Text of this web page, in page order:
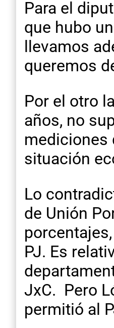
Para el
que hubo
llevamos
queremos
Por el otro
años, no
mediciones
situación
Lo
de Unión
PJ. Es
JxC. Pero
permitió al